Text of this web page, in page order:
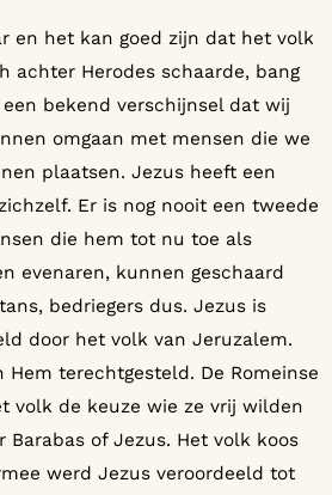
en het kan goed zijn dat het volk
achter Herodes schaarde, bang
bekend verschijnsel dat wij
omgaan met mensen die we
plaatsen. Jezus heeft een
Er is nog nooit een tweede
die hem tot nu toe als
evenaren, kunnen geschaard
bedriegers dus. Jezus is
door het volk van Jeruzalem.
Hem terechtgesteld. De Romeinse
volk de keuze wie ze vrij wilden
Barabas of Jezus. Het volk koos
werd Jezus veroordeeld tot